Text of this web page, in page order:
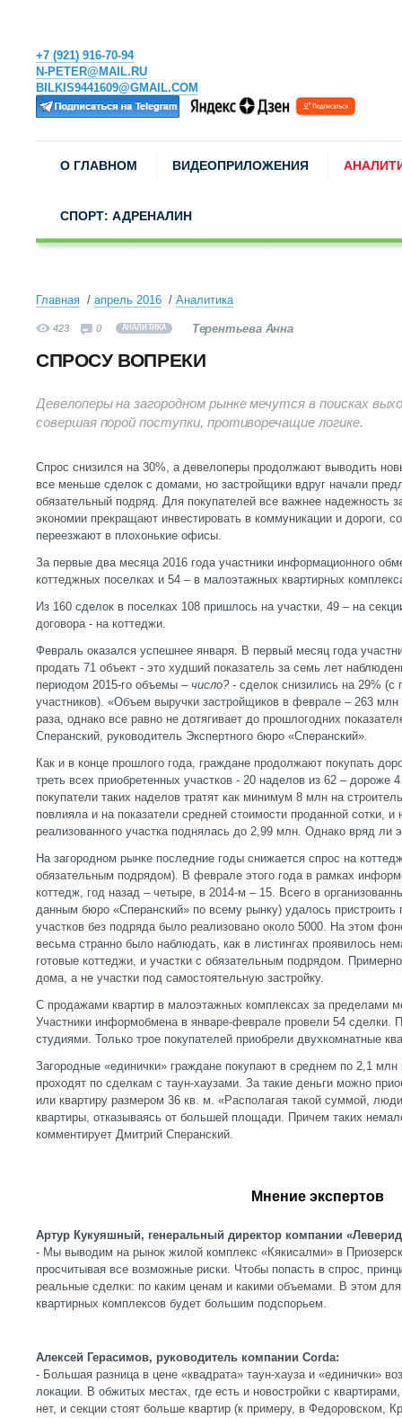
+7 (921) 916-70-94
N-PETER@MAIL.RU
BILKIS9441609@GMAIL.COM
О ГЛАВНОМ ВИДЕОПРИЛОЖЕНИЯ
СПОРТ: АДРЕНАЛИН
Главная апрель 2016 Аналитика
423 0 АНАЛИТИКА Терентьева Анна
СПРОСУ ВОПРЕКИ
Девелоперы на загородном рынке мечутся в поисках
совершая порой поступки, противоречащие логике.
Спрос снизился на 30%, а девелоперы продолжают выводить
все меньше сделок с домами, но застройщики вдруг начали
обязательный подряд. Для покупателей все важнее надежность
экономии прекращают инвестировать в коммуникации и дороги,
переезжают в плохонькие офисы.
За первые два месяца 2016 года участники информационного
коттеджных поселках и 54 – в малоэтажных квартирных
Из 160 сделок в поселках 108 пришлось на участки, 49 – на
договора - на коттеджи.
Февраль оказался успешнее января. В первый месяц года
продать 71 объект - это худший показатель за семь лет
периодом 2015-го объемы – число? - сделок снизились на 29% (с
участников). «Объем выручки застройщиков в феврале – 263 млн
раза, однако все равно не дотягивает до прошлогодних
Сперанский, руководитель Экспертного бюро «Сперанский».
Как и в конце прошлого года, граждане продолжают покупать
треть всех приобретенных участков - 20 наделов из 62 – дороже
покупатели таких наделов тратят как минимум 8 млн на
повлияла и на показатели средней стоимости проданной сотки,
реализованного участка поднялась до 2,99 млн. Однако вряд ли
На загородном рынке последние годы снижается спрос на
обязательным подрядом). В феврале этого года в рамках
коттедж, год назад – четыре, в 2014-м – 15. Всего в
данным бюро «Сперанский» по всему рынку) удалось
участков без подряда было реализовано около 5000. На этом
весьма странно было наблюдать, как в листингах проявилось
готовые коттеджи, и участки с обязательным подрядом.
дома, а не участки под самостоятельную застройку.
С продажами квартир в малоэтажных комплексах за пределами
Участники информобмена в январе-феврале провели 54 сделки.
студиями. Только трое покупателей приобрели двухкомнатные
Загородные «единички» граждане покупают в среднем по 2,1
проходят по сделкам с таун-хаузами. За такие деньги можно
или квартиру размером 36 кв. м. «Располагая такой суммой,
квартиры, отказываясь от большей площади. Причем таких
комментирует Дмитрий Сперанский.
Мнение экспертов
Артур Кукуяшный, генеральный директор компании
- Мы выводим на рынок жилой комплекс «Кякисалми» в
просчитывая все возможные риски. Чтобы попасть в спрос,
реальные сделки: по каким ценам и какими объемами. В этом
квартирных комплексов будет большим подспорьем.
Алексей Герасимов, руководитель компании Corda:
- Большая разница в цене «квадрата» таун-хауза и «единички»
локации. В обжитых местах, где есть и новостройки с
нет, и секции стоят больше квартир (к примеру, в Федоровском,